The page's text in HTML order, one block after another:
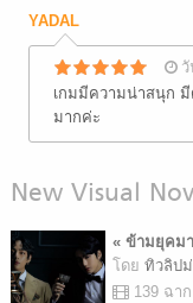
YADAL
เกมมีความน่าสนุก
มากค่ะ
New Visual
« ข้ามยุคม
โดย ทิวลิปม่
139 ฉา